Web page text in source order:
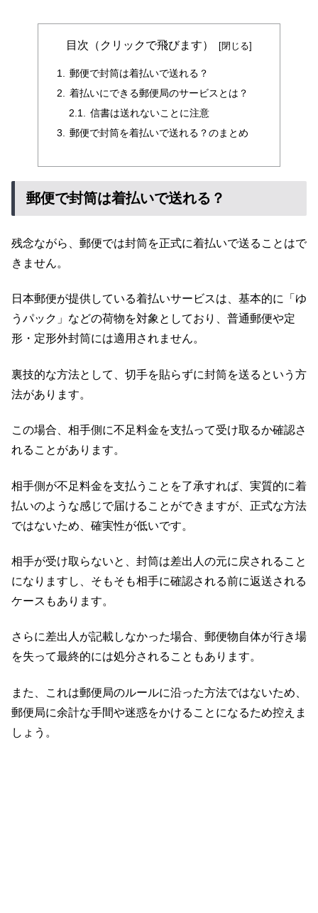
目次（クリックで飛びます）
郵便で封筒は着払いで送れる？
着払いにできる郵便局のサービスとは？
信書は送れないことに注意
郵便で封筒を着払いで送れる？のまとめ
郵便で封筒は着払いで送れる？
残念ながら、郵便では封筒を正式に着払いで送ることはで
きません。
日本郵便が提供している着払いサービスは、基本的に「ゆ
うパック」などの荷物を対象としており、普通郵便や定
形・定形外封筒には適用されません。
裏技的な方法として、切手を貼らずに封筒を送るという方
法があります。
この場合、相手側に不足料金を支払って受け取るか確認さ
れることがあります。
相手側が不足料金を支払うことを了承すれば、実質的に着
払いのような感じで届けることができますが、正式な方法
ではないため、確実性が低いです。
相手が受け取らないと、封筒は差出人の元に戻されること
になりますし、そもそも相手に確認される前に返送される
ケースもあります。
さらに差出人が記載しなかった場合、郵便物自体が行き場
を失って最終的には処分されることもあります。
また、これは郵便局のルールに沿った方法ではないため、
郵便局に余計な手間や迷惑をかけることになるため控えま
しょう。